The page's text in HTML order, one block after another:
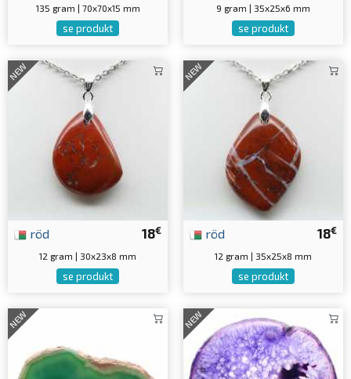
135 gram | 70x70x15 mm
se produkt
9 gram | 35x25x6 mm
se produkt
NEW
18€
röd
12 gram | 30x23x8 mm
se produkt
NEW
18€
röd
12 gram | 35x25x8 mm
se produkt
NEW NEW